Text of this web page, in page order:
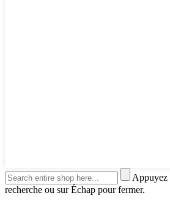
Appuyez
recherche ou sur Échap pour fermer.